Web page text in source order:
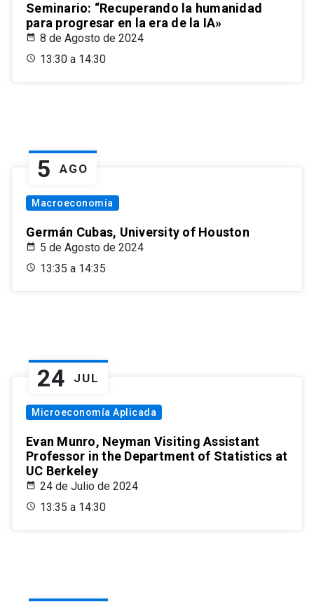
Seminario: “Recuperando la humanidad
para progresar en la era de la IA»
8 de Agosto de 2024
13:30 a 14:30
5 AGO
Macroeconomía
Germán Cubas, University of Houston
5 de Agosto de 2024
13:35 a 14:35
24 JUL
Microeconomía Aplicada
Evan Munro, Neyman Visiting Assistant
Professor in the Department of Statistics at
UC Berkeley
24 de Julio de 2024
13:35 a 14:30